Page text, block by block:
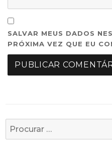
SALVAR MEUS DADOS
PRÓXIMA VEZ QUE EU
Busca
por: